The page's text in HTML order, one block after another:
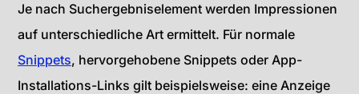
Je nach Suchergebniselement werden Impressionen
auf unterschiedliche Art ermittelt. Für normale
Snippets, hervorgehobene Snippets oder App-
Installations-Links gilt beispielsweise: eine Anzeige